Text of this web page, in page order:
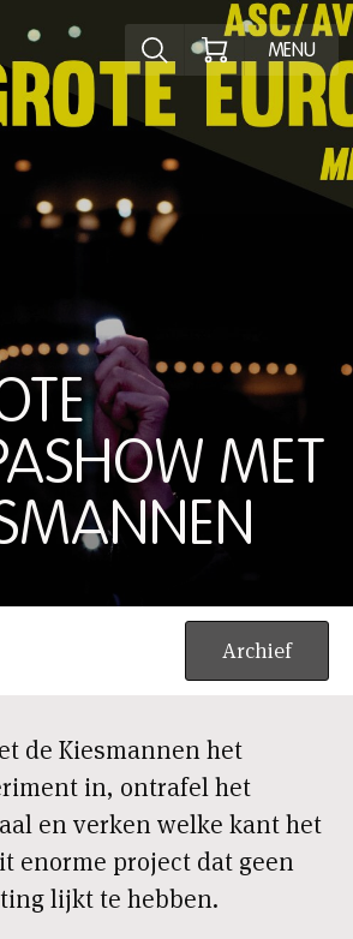
Ontdek het
MENU
MET
MET DE KIESMANNEN
Archief
de Kiesmannen het
in, ontrafel het
en verken welke kant het
enorme project dat geen
lijkt te hebben.